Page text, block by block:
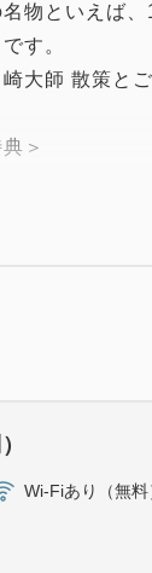
名物といえば
す。
大師 散策と
＞
産・喫茶利用
は川崎大師・
アゼリア店
茶利用券は
どの商品は、
Wi-Fiあり（無料